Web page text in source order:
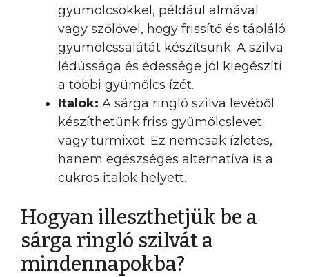
gyümölcsökkel, például almával
vagy szőlővel, hogy frissítő és tápláló
gyümölcssalátát készítsünk. A szilva
lédússága és édessége jól kiegészíti
a többi gyümölcs ízét.
Italok: A sárga ringló szilva levéből
készíthetünk friss gyümölcslevet
vagy turmixot. Ez nemcsak ízletes,
hanem egészséges alternatíva is a
cukros italok helyett.
Hogyan illeszthetjük be a
sárga ringló szilvát a
mindennapokba?